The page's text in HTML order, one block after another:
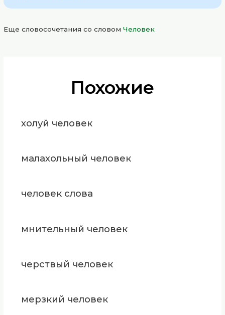
Еще словосочетания со словомЧеловек
Похожие
холуй человек
малахольный человек
человек слова
мнительный человек
черствый человек
мерзкий человек